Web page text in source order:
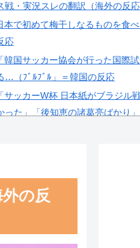
戦・実況スレの翻訳（海外の反応
本で初めて梅干しなるものを食
応
韓国サッカー協会が行った国際
…（ﾌﾞﾙﾌﾞﾙ」＝韓国の反応
サッカーW杯 日本紙がブラジ
った」「後知恵の諸葛亮ばかり」
韓国サッカー協会W杯予選で外
の反